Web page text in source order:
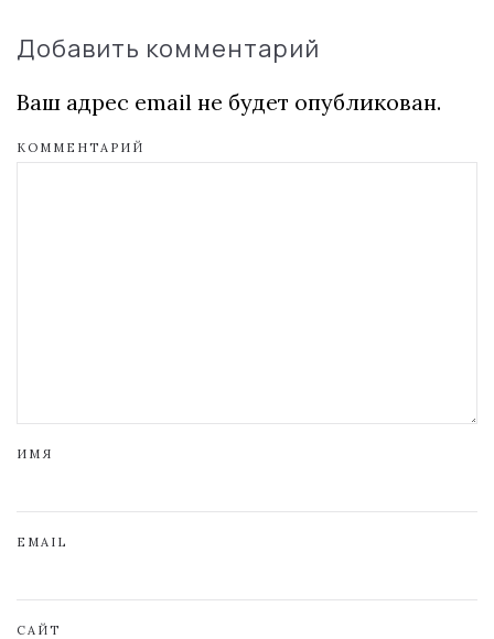
Добавить комментарий
Ваш адрес email не будет опубликован.
КОММЕНТАРИЙ
ИМЯ
EMAIL
САЙТ